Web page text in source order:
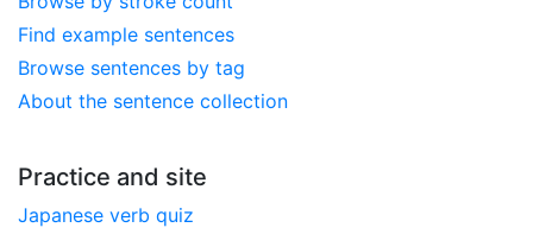
Find example sentences
Browse sentences by tag
About the sentence collection
Practice and site
Japanese verb quiz